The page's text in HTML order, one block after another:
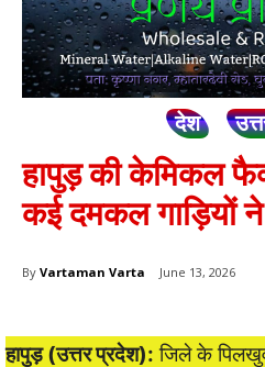
देश
हापुड़ की केमिकल
कई दमकल गाड़ियों ने
By Vartaman Varta June 13, 2026
हापुड़ (उत्तर प्रदेश): जिले के